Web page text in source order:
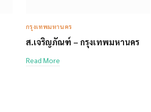
กรุงเทพมหานคร
ส.เจริญภัณฑ์ – กรุงเทพมหานคร
Read More